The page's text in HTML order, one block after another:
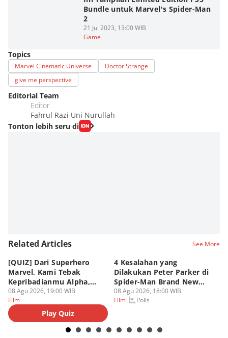
Bundle untuk Marvel's Spider-Man
2
21 Jul 2023, 13:00 WIB
Game
Topics
Marvel Cinematic Universe
Doctor Strange
give me perspective
Editorial Team
Editor
Fahrul Razi Uni Nurullah
Tonton lebih seru di
Related Articles See More
[QUIZ] Dari Superhero
Marvel, Kami Tebak
Kepribadianmu Alpha,
Beta, atau Omega
08 Agu 2026, 19:00 WIB
Film
Play Quiz
4 Kesalahan yang
Dilakukan Peter Parker di
Spider-Man Brand New
Day
08 Agu 2026, 18:00 WIB
Film
Polls